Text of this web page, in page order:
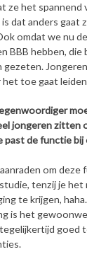
ze het spannend
dat anders gaat
omdat we nu
BBB hebben, die
toe gaat
jongeren zitten
past de functie bij
om deze
tenzij je het
te krijgen,
is het
goed